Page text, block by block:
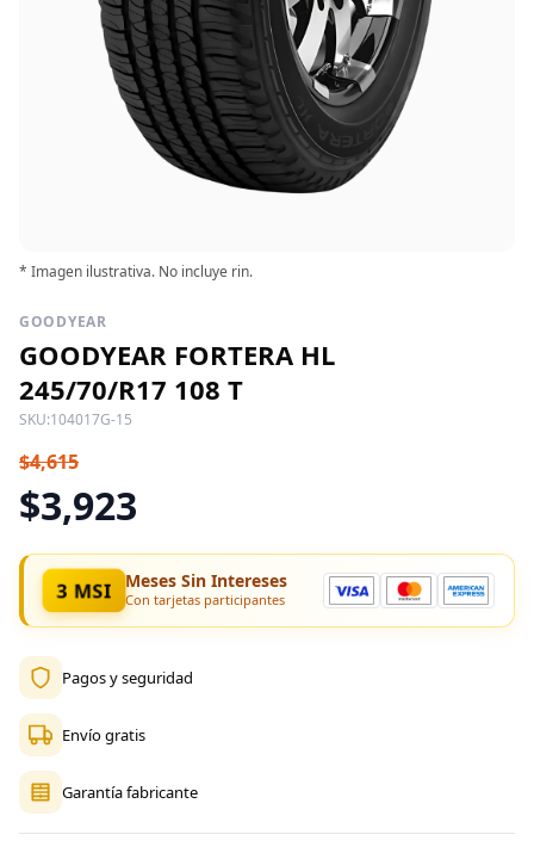
* Imagen ilustrativa. No incluye rin.
GOODYEAR
GOODYEAR FORTERA HL
245/70/R17 108 T
SKU:104017G-15
$4,615
$3,923
3 MSI Meses Sin Intereses
Con tarjetas participantes
Pagos y seguridad
Envío gratis
Garantía fabricante